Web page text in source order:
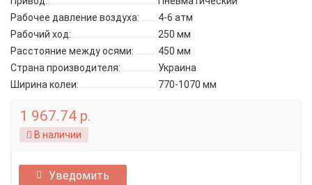
Рабочее давление воздуха:
4-6 атм
Рабочий ход:
250 мм
Расстояние между осями:
450 мм
Страна производителя:
Украина
Ширина колеи:
770-1070 мм
1 967.74 р.
В наличии
Уведомить